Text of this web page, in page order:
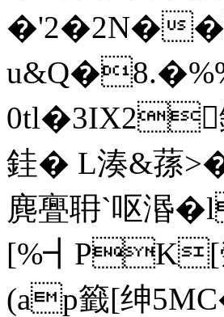
�'2�2N��
0tl�3IX2鏥
銈� L湊&蓀
麂亹耼`呕湣
[%┫PK[
(ap籤[绅